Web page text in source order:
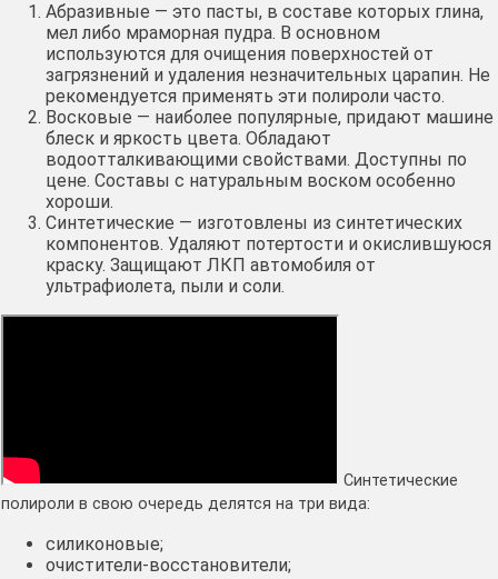
Абразивные — это пасты, в составе которых глина,
мел либо мраморная пудра. В основном
используются для очищения поверхностей от
загрязнений и удаления незначительных царапин. Не
рекомендуется применять эти полироли часто.
Восковые — наиболее популярные, придают машине
блеск и яркость цвета. Обладают
водоотталкивающими свойствами. Доступны по
цене. Составы с натуральным воском особенно
хороши.
Синтетические — изготовлены из синтетических
компонентов. Удаляют потертости и окислившуюся
краску. Защищают ЛКП автомобиля от
ультрафиолета, пыли и соли.
Синтетические
полироли в свою очередь делятся на три вида:
силиконовые;
очистители-восстановители;